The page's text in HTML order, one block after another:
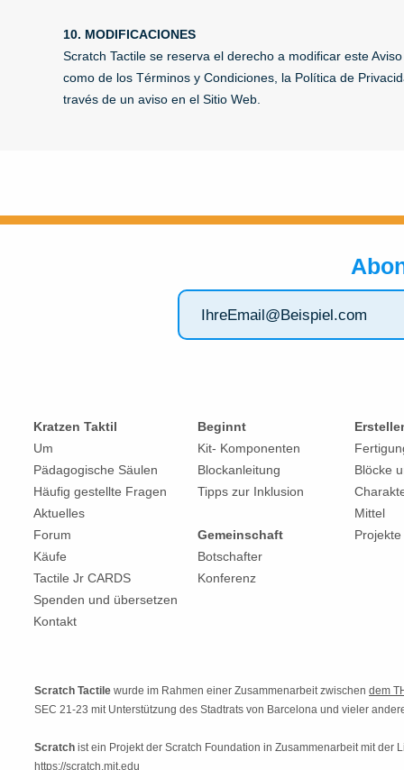
10. MODIFICACIONES
Scratch Tactile se reserva el derecho a modificar este
como de los Términos y Condiciones, la Política de
través de un aviso en el Sitio Web.
Kratzen Taktil
Um
Pädagogische Säulen
Häufig gestellte Fragen
Aktuelles
Forum
Käufe
Tactile Jr CARDS
Spenden und übersetzen
Kontakt
Beginnt
Kit- Komponenten
Blockanleitung
Tipps zur Inklusion
Gemeinschaft
Botschafter
Konferenz
Blöcke
Mittel
Projekte
Scratch Tactile wurde im Rahmen einer Zusammenarbeit zwischen dem
SEC 21-23 mit Unterstützung des Stadtrats von Barcelona und vieler
Scratch ist ein Projekt der Scratch Foundation in Zusammenarbeit mit der
https://scratch.mit.edu